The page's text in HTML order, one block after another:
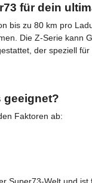
für dein
bis zu 80 km pro
Die Z-Serie kann
der speziell für
geeignet?
Faktoren ab: